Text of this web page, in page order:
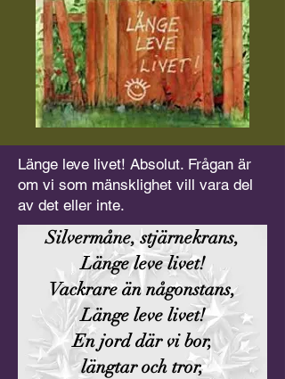
Länge leve livet! Absolut. Frågan är
om vi som mänsklighet vill vara del
av det eller inte.
Silvermåne, stjärnekrans,
Länge leve livet!
Vackrare än någonstans,
Länge leve livet!
En jord där vi bor,
längtar och tror,